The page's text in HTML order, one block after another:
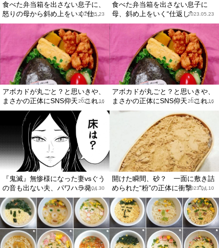
食べた弁当箱を出さない息子に、
怒りの母から斜め上をいく“仕...
2023.05.23
食べた弁当箱を出さない息子に
母、斜め上をいく“仕返し”2023.05.23
アボカドが丸ごと？と思いきや、
まさかの正体にSNS仰天「これ...
2023.05.16
アボカドが丸ごと？と思いきや、
まさかの正体にSNS仰天「これ...
2023.05.16
『鬼滅』無惨様になった妻vsぐう
の音も出ない夫、パワハラ発...
2023.04.30
開けた瞬間、砂？ 一面に敷き詰
められた“粉”の正体に衝撃 “...
2023.04.10